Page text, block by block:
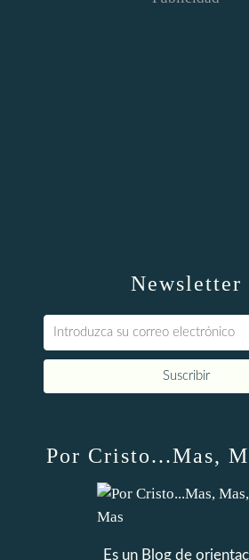
Newsletter
Por Cristo...Mas,
Es un Blog de